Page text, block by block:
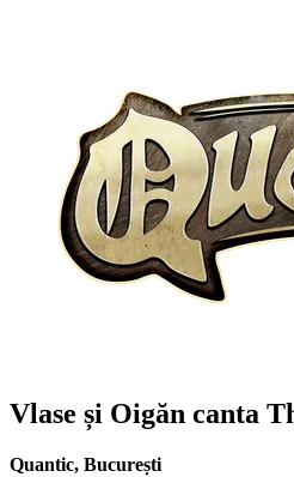
Vlase și Oigăn canta
Quantic, București